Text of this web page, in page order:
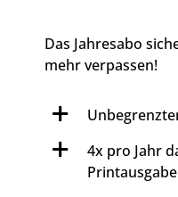
Das Jahresabo
mehr verpassen!
4x pro Jahr
Printausgabe